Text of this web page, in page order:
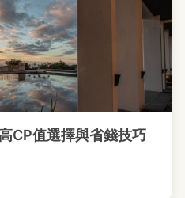
CP值選擇與省錢技巧